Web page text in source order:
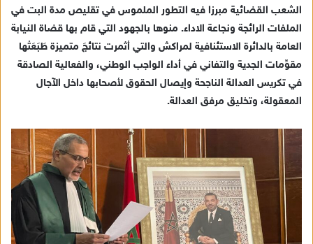
الشعب القضائية مبرزا فيه التطور الملموس في تقليص مدة البت في
الملفات الرائجة ونجاعة الاداء. منوها بالجهود التي قام بها قضاة النيابة
العامة بالدائرة الاستئنافية لمراكش والتي أثمرت نتائجَ متميزة طَبَعَتْها
مقوِّمات الجدية والتفاني في أداء الواجب الوطني، والفعالية الصادقة
في تكريس العدالة الناجحة وإيصال الحقوق لأصحابها داخل الآجال
المعقولة، وتخليق مرفق العدالة.